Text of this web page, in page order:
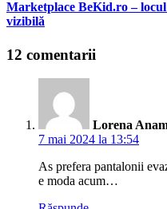
Marketplace BeKid.ro –
vizibilă
12 comentarii
Lorena
7 mai 2024 la 13:54
As prefera pantalonii
e moda acum…